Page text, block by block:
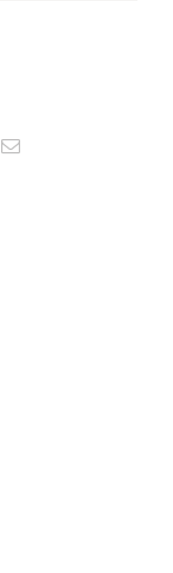
E-